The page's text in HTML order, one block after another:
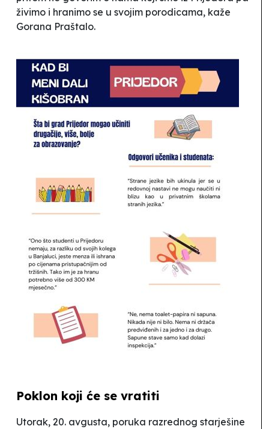
živimo i hranimo se u svojim porodicama, kaže
Gorana Praštalo.
Poklon koji će se vratiti
Utorak, 20. avgusta, poruka razrednog starješine